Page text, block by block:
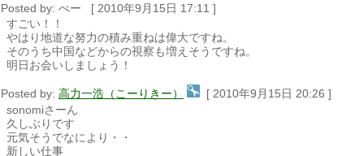
Posted by: ぺー [ 2010年9月15日 17:11 ]
すごい！！
やはり地道な努力の積み重ねは偉大ですね。
そのうち中国などからの視察も増えそうですね。
明日お会いしましょう！
Posted by: 高力一浩（こーりきー）
[ 2010年9月15日 20:26 ]
sonomiさーん
久しぶりです
元気そうでなにより・・
新しい仕事